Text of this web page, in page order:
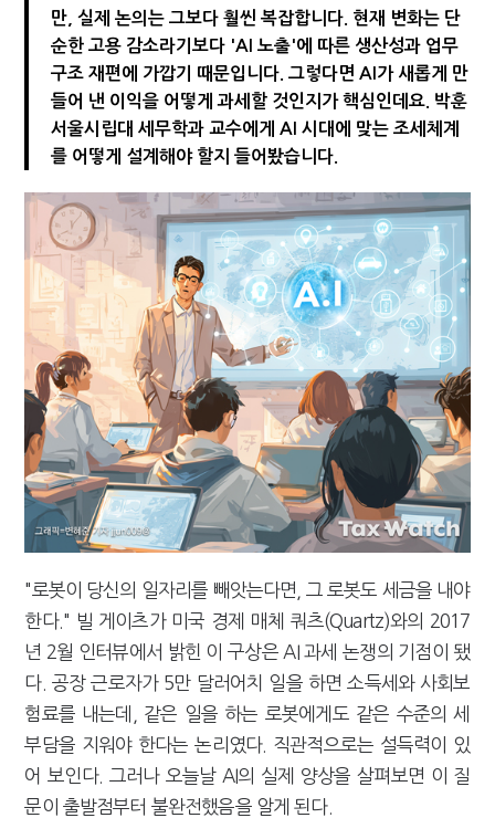
[2026 세제개편]10년 실거주도 불안…1주택자 세 부담 어떻게 달라질까
[인터뷰]중앙정부 돈으로만 못 산다…지자체도 '경영'의 시대
만, 실제 논의는 그보다 훨씬 복잡합니다. 현재 변화는 단
순한 고용 감소라기보다 'AI 노출'에 따른 생산성과 업무
구조 재편에 가깝기 때문입니다. 그렇다면 AI가 새롭게 만
들어 낸 이익을 어떻게 과세할 것인지가 핵심인데요. 박훈
서울시립대 세무학과 교수에게 AI 시대에 맞는 조세체계
를 어떻게 설계해야 할지 들어봤습니다.
"로봇이 당신의 일자리를 빼앗는다면, 그 로봇도 세금을 내야
한다." 빌 게이츠가 미국 경제 매체 쿼츠(Quartz)와의 2017
년 2월 인터뷰에서 밝힌 이 구상은 AI 과세 논쟁의 기점이 됐
다. 공장 근로자가 5만 달러어치 일을 하면 소득세와 사회보
험료를 내는데, 같은 일을 하는 로봇에게도 같은 수준의 세
부담을 지워야 한다는 논리였다. 직관적으로는 설득력이 있
어 보인다. 그러나 오늘날 AI의 실제 양상을 살펴보면 이 질
문이 출발점부터 불완전했음을 알게 된다.